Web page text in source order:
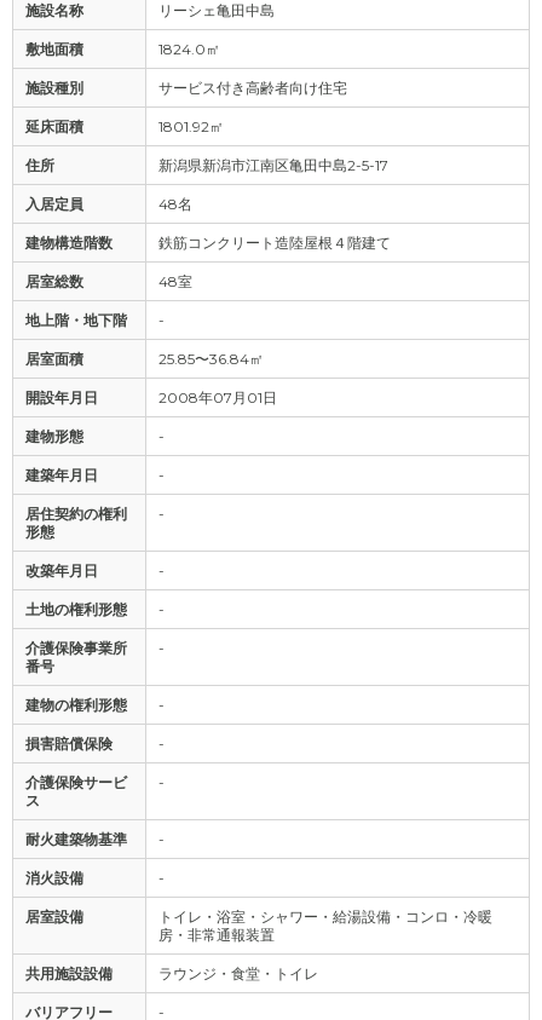
施設名称 リーシェ亀田中島
敷地面積 1824.0㎡
施設種別 サービス付き高齢者向け住宅
延床面積 1801.92㎡
住所 新潟県新潟市江南区亀田中島2-5-17
入居定員 48名
建物構造階数 鉄筋コンクリート造陸屋根４階建て
居室総数 48室
地上階・地下階 -
居室面積 25.85〜36.84㎡
開設年月日 2008年07月01日
建物形態 -
建築年月日 -
居住契約の権利
形態
-
改築年月日 -
土地の権利形態 -
介護保険事業所
番号
-
建物の権利形態 -
損害賠償保険 -
介護保険サービ
ス
-
耐火建築物基準 -
消火設備 -
居室設備
トイレ・浴室・シャワー・給湯設備・コンロ・冷暖
房・非常通報装置
共用施設設備 ラウンジ・食堂・トイレ
バリアフリー -